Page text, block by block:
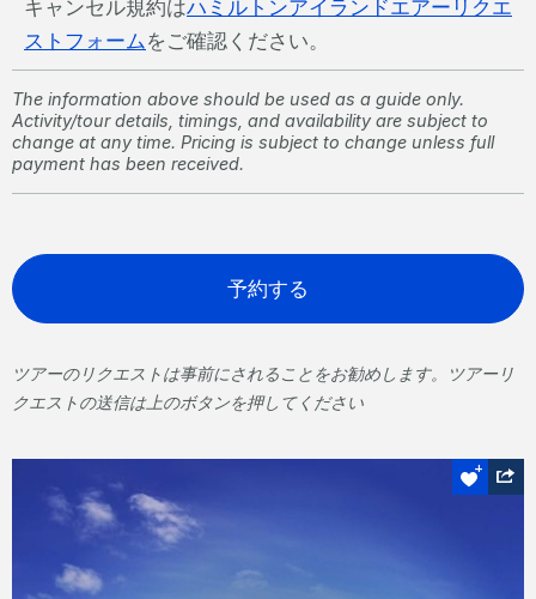
キャンセル規約はハミルトンアイランドエアーリクエ
ストフォームをご確認ください。
The information above should be used as a guide only.
Activity/tour details, timings, and availability are subject to
change at any time. Pricing is subject to change unless full
payment has been received.
予約する
ツアーのリクエストは事前にされることをお勧めします。ツアーリ
クエストの送信は上のボタンを押してください
スノーケルOrダイブ